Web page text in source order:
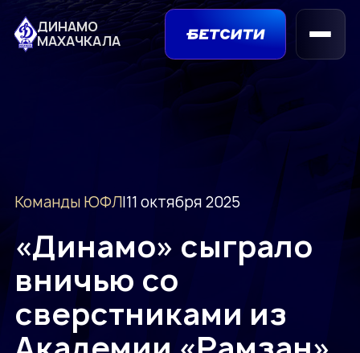
ДИНАМО
МАХАЧКАЛА
Команды ЮФЛ|11 октября 2025
«Динамо» сыграло
вничью со
сверстниками из